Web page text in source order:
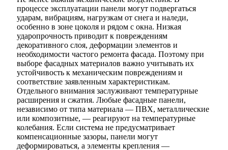
процессе эксплуатации панели могут подвергаться
ударам, вибрациям, нагрузкам от снега и наледи,
особенно в зоне цоколя и рядом с окна. Низкая
ударопрочность приводит к повреждениям
декоративного слоя, деформации элементов и
необходимости частого ремонта фасада. Поэтому при
выборе фасадных материалов важно учитывать их
устойчивость к механическим повреждениям и
соответствие заявленным характеристикам.
Отдельного внимания заслуживают температурные
расширения и сжатия. Любые фасадные панели,
независимо от типа материала — ПВХ, металлические
или композитные, — реагируют на температурные
колебания. Если система не предусматривает
компенсационные зазоры, панели могут
деформироваться, а элементы крепления —